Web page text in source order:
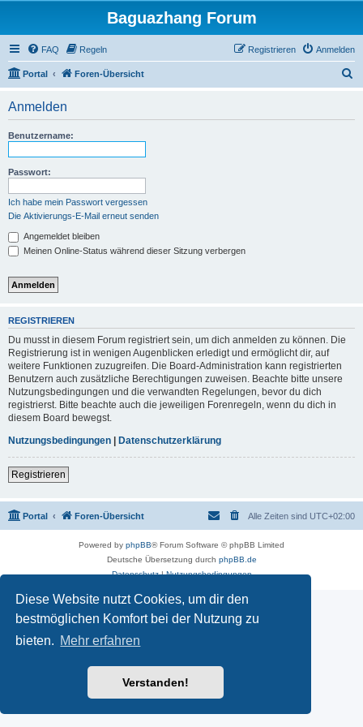
Diese Website nutzt Cookies, um dir den
bestmöglichen Komfort bei der Nutzung zu
bieten. Mehr erfahren
Verstanden!
Baguazhang Forum
FAQ Regeln Anmelden
Registrieren
Portal Foren-Übersicht
Anmelden
Benutzername:
Passwort:
Ich habe mein Passwort vergessen
Die Aktivierungs-E-Mail erneut senden
Angemeldet bleiben
Meinen Online-Status während dieser Sitzung verbergen
REGISTRIEREN
Du musst in diesem Forum registriert sein, um dich anmelden zu können. Die
Registrierung ist in wenigen Augenblicken erledigt und ermöglicht dir, auf
weitere Funktionen zuzugreifen. Die Board-Administration kann registrierten
Benutzern auch zusätzliche Berechtigungen zuweisen. Beachte bitte unsere
Nutzungsbedingungen und die verwandten Regelungen, bevor du dich
registrierst. Bitte beachte auch die jeweiligen Forenregeln, wenn du dich in
diesem Board bewegst.
Nutzungsbedingungen | Datenschutzerklärung
Registrieren
Portal Foren-Übersicht Alle Zeiten sind UTC+02:00
Powered by phpBB® Forum Software © phpBB Limited
Deutsche Übersetzung durch phpBB.de
Datenschutz|Nutzungsbedingungen